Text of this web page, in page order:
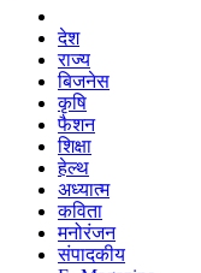
देश
राज्य
बिजनेस
कृषि
फैशन
शिक्षा
हेल्थ
अध्यात्म
कविता
मनोरंजन
संपादकीय